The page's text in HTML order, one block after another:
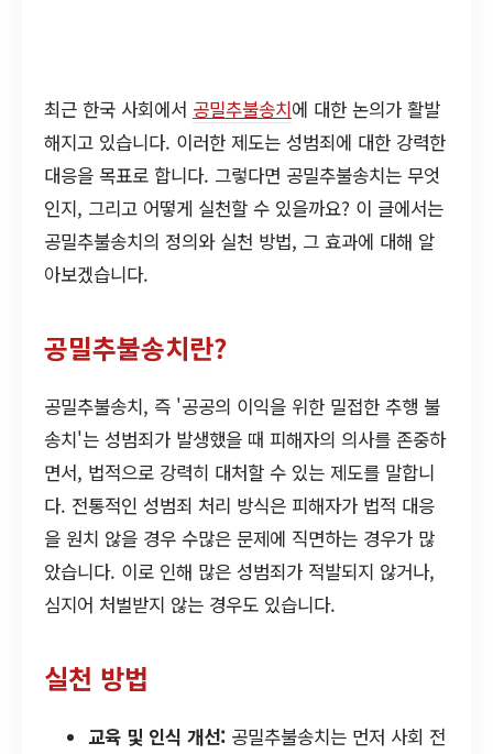
최근 한국 사회에서 공밀추불송치에 대한 논의가 활발
해지고 있습니다. 이러한 제도는 성범죄에 대한 강력한
대응을 목표로 합니다. 그렇다면 공밀추불송치는 무엇
인지, 그리고 어떻게 실천할 수 있을까요? 이 글에서는
공밀추불송치의 정의와 실천 방법, 그 효과에 대해 알
아보겠습니다.
공밀추불송치란?
공밀추불송치, 즉 '공공의 이익을 위한 밀접한 추행 불
송치'는 성범죄가 발생했을 때 피해자의 의사를 존중하
면서, 법적으로 강력히 대처할 수 있는 제도를 말합니
다. 전통적인 성범죄 처리 방식은 피해자가 법적 대응
을 원치 않을 경우 수많은 문제에 직면하는 경우가 많
았습니다. 이로 인해 많은 성범죄가 적발되지 않거나,
심지어 처벌받지 않는 경우도 있습니다.
실천 방법
교육 및 인식 개선: 공밀추불송치는 먼저 사회 전